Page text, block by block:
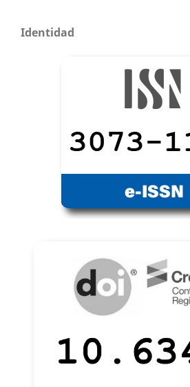
Identidad